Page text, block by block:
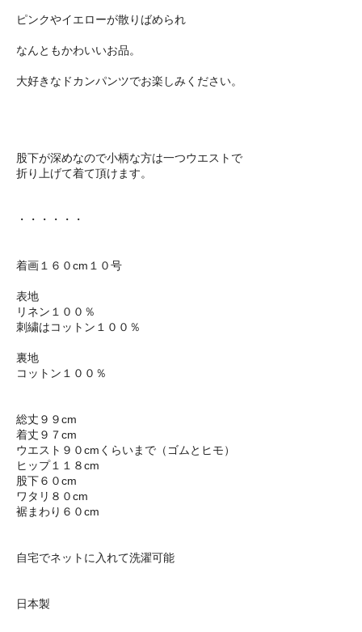
ピンクやイエローが散りばめられ
なんともかわいいお品。
大好きなドカンパンツでお楽しみください。
股下が深めなので小柄な方は一つウエストで
折り上げて着て頂けます。
・・・・・・
着画１６０cm１０号
表地
リネン１００％
刺繍はコットン１００％
裏地
コットン１００％
総丈９９cm
着丈９７cm
ウエスト９０cmくらいまで（ゴムとヒモ）
ヒップ１１８cm
股下６０cm
ワタリ８０cm
裾まわり６０cm
自宅でネットに入れて洗濯可能
日本製